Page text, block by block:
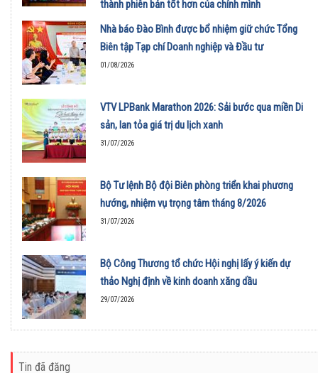
thành phiên bản tốt hơn của chính mình
01/08/2026
Nhà báo Đào Bình được bổ nhiệm giữ chức Tổng
Biên tập Tạp chí Doanh nghiệp và Đầu tư
01/08/2026
VTV LPBank Marathon 2026: Sải bước qua miền Di
sản, lan tỏa giá trị du lịch xanh
31/07/2026
Bộ Tư lệnh Bộ đội Biên phòng triển khai phương
hướng, nhiệm vụ trọng tâm tháng 8/2026
31/07/2026
Bộ Công Thương tổ chức Hội nghị lấy ý kiến dự
thảo Nghị định về kinh doanh xăng dầu
29/07/2026
Tin đã đăng